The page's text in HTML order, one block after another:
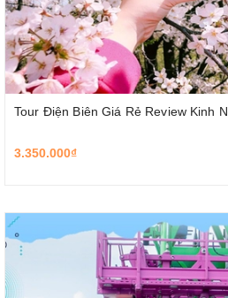
Tour Điện Biên Giá Rẻ Review Kinh
3.350.000₫